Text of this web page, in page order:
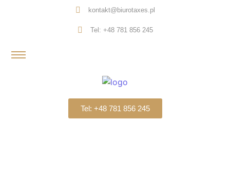
kontakt@biurotaxes.pl
Tel: +48 781 856 245
Tel: +48 781 856 245